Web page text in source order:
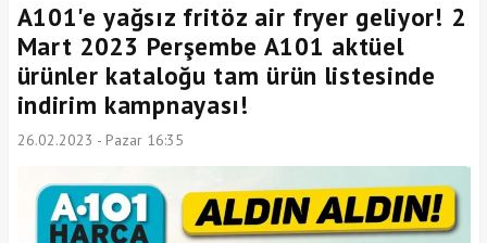
A101'e yağsız fritöz air fryer geliyor! 2
Mart 2023 Perşembe A101 aktüel
ürünler kataloğu tam ürün listesinde
indirim kampnayası!
26.02.2023 - Pazar 16:35